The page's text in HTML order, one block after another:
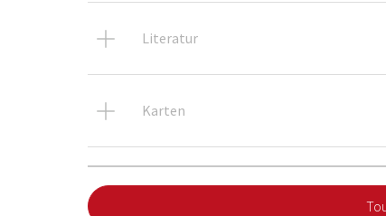
Literatur
Karten